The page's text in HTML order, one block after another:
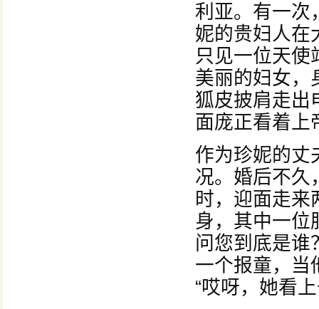
利亚。有一次
妮的贵妇人在
只见一位天使
美丽的妇女，
狐皮披肩走出
面庞正看着上
作为珍妮的丈
况。婚后不久
时，迎面走来
身，其中一位
问您到底是谁
一个报童，当
“哎呀，她看